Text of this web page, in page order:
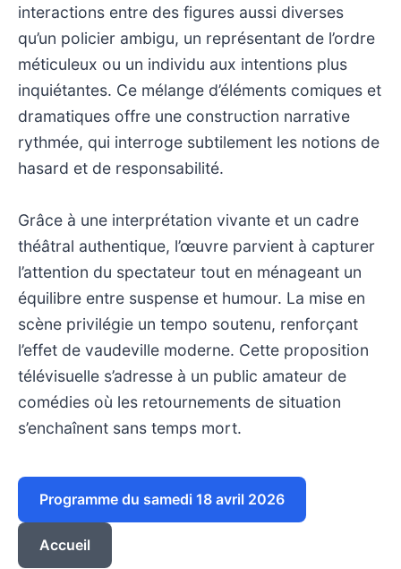
interactions entre des figures aussi diverses
qu’un policier ambigu, un représentant de l’ordre
méticuleux ou un individu aux intentions plus
inquiétantes. Ce mélange d’éléments comiques et
dramatiques offre une construction narrative
rythmée, qui interroge subtilement les notions de
hasard et de responsabilité.
Grâce à une interprétation vivante et un cadre
théâtral authentique, l’œuvre parvient à capturer
l’attention du spectateur tout en ménageant un
équilibre entre suspense et humour. La mise en
scène privilégie un tempo soutenu, renforçant
l’effet de vaudeville moderne. Cette proposition
télévisuelle s’adresse à un public amateur de
comédies où les retournements de situation
s’enchaînent sans temps mort.
Programme du samedi 18 avril 2026
Accueil